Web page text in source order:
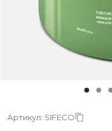
Артикул: SIFECO